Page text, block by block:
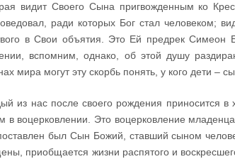
видит Своего Сына пригвожденным ко
ради которых Бог стал человеком;
в Свои объятия. Это Ей предрек Симеон
вспомним, однако, об этой душу
мира могут эту скорбь понять, у кого дети
из нас после своего рождения приносится
в воцерковлении. Это воцерковление
был Сын Божий, ставший сыном
приобщается жизни распятого и